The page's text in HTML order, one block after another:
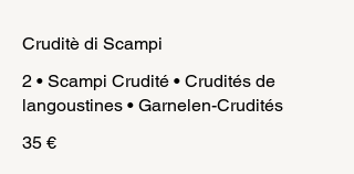
Cruditè di Scampi
2 • Scampi Crudité • Crudités de
langoustines • Garnelen-Crudités
35 €